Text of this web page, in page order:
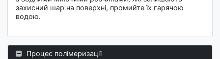
захисний шар на поверхні, промийте їх гарячою
водою.
Процес полімеризації